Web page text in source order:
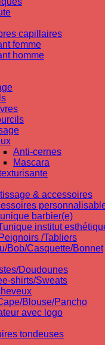
capillaires
femme
homme
Anti-cernes
Mascara
& accessoires
barbier(e)
institut
/Tabliers
Bob/Casquette/Bonnet
Doudounes
shirts/Sweats
Blouse/Pancho
avec logo
tondeuses